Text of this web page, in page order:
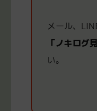
メール、
「ノキログ
い。